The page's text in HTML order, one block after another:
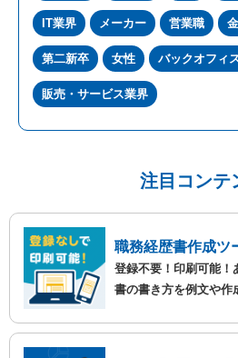
IT業界 メーカー 営業職
第二新卒 女性 バックオフィ
販売・サービス業界
注目コンテ
職務経歴書作成ツ
登録不要！印刷可能！
書の書き方を例文や作